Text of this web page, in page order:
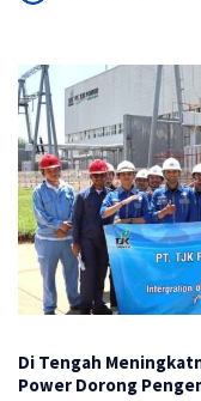
Di Tengah
Power Dorong